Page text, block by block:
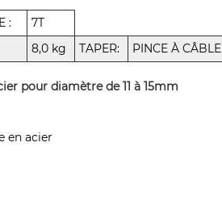
:
7T
8,0 kg TAPER: PINCE À CÂBLE
pour diamètre de 11 à 15mm
en acier